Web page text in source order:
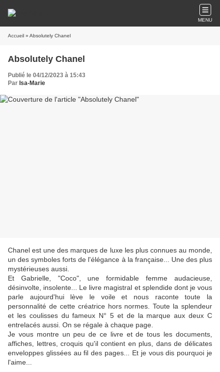
MENU
Accueil » Absolutely Chanel
Absolutely Chanel
Publié le 04/12/2023 à 15:43
Par Isa-Marie
Chanel est une des marques de luxe les plus connues au monde,
un des symboles forts de l'élégance à la française... Une des plus
mystérieuses aussi.
Et Gabrielle, "Coco", une formidable femme audacieuse,
désinvolte, insolente... Le livre magistral et splendide dont je vous
parle aujourd'hui lève le voile et nous raconte toute la
personnalité de cette créatrice hors normes. Toute la splendeur
et les coulisses du fameux N° 5 et de la marque aux deux C
entrelacés aussi. On se régale à chaque page.
Je vous montre un peu de ce livre et de tous les documents,
affiches, lettres, croquis qu'il contient en plus, dans de délicates
enveloppes glissées au fil des pages... Et je vous dis pourquoi je
l'aime...